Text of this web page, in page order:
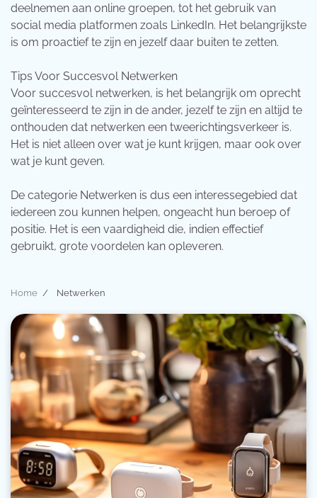
deelnemen aan online groepen, tot het gebruik van
social media platformen zoals LinkedIn. Het belangrijkste
is om proactief te zijn en jezelf daar buiten te zetten.
Tips Voor Succesvol Netwerken
Voor succesvol netwerken, is het belangrijk om oprecht
geïnteresseerd te zijn in de ander, jezelf te zijn en altijd te
onthouden dat netwerken een tweerichtingsverkeer is.
Het is niet alleen over wat je kunt krijgen, maar ook over
wat je kunt geven.
De categorie Netwerken is dus een interessegebied dat
iedereen zou kunnen helpen, ongeacht hun beroep of
positie. Het is een vaardigheid die, indien effectief
gebruikt, grote voordelen kan opleveren.
Home Netwerken